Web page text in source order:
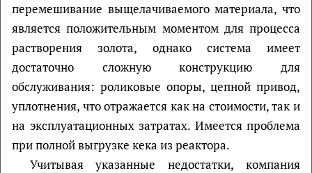
перемешивание выщелачиваемого материала, что
является положительным моментом для процесса
растворения золота, однако система имеет
достаточно сложную конструкцию для
обслуживания: роликовые опоры, цепной привод,
уплотнения, что отражается как на стоимости, так и
на эксплуатационных затратах. Имеется проблема
при полной выгрузке кека из реактора.
Учитывая указанные недостатки, компания